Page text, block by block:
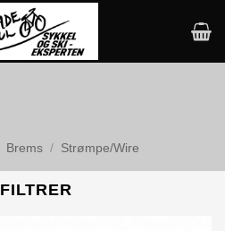
Brems / Strømpe/Wire
FILTRER